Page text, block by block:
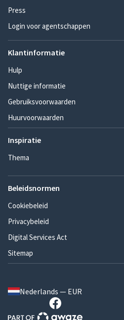
Press
Login voor agentschappen
Klantinformatie
Hulp
Nuttige informatie
Gebruiksvoorwaarden
Huurvoorwaarden
Inspiratie
Thema
Beleidsnormen
Cookiebeleid
Privacybeleid
Digital Services Act
Sitemap
Nederlands — EUR